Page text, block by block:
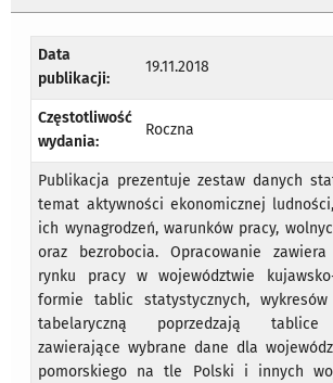
Data
publikacji:
19.11.2018
Częstotliwość
wydania:
Roczna
Publikacja prezentuje zestaw danych
temat aktywności ekonomicznej
ich wynagrodzeń, warunków pracy,
oraz bezrobocia. Opracowanie
rynku pracy w województwie
formie tablic statystycznych,
tabelaryczną poprzedzają tablice
zawierające wybrane dane dla
pomorskiego na tle Polski i innych